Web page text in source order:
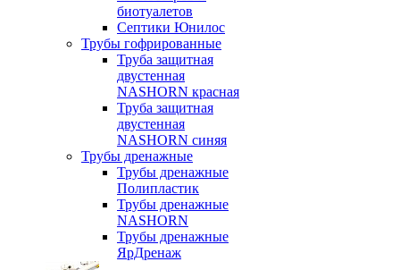
биотуалетов
Септики Юнилос
Трубы гофрированные
Труба защитная
двустенная
NASHORN красная
Труба защитная
двустенная
NASHORN синяя
Трубы дренажные
Трубы дренажные
Полипластик
Трубы дренажные
NASHORN
Трубы дренажные
ЯрДренаж